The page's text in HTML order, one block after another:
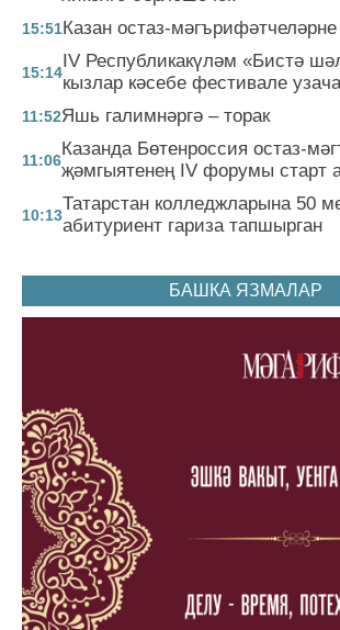
15:51Казан остаз-
15:14
IV Республикакүләм «Бистә
кызлар кәсебе фестивале
11:52Яшь галимнәргә – торак
11:06
Казанда Бөтенроссия остаз-
җәмгыятенең IV форумы старт
10:13
Татарстан колледжларына 50
абитуриент гариза тапшырган
БАШКА ЯЗМАЛАР